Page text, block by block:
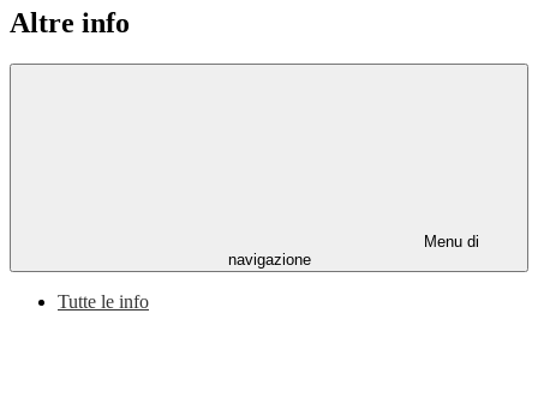
Altre info
Menu di
navigazione
Tutte le info